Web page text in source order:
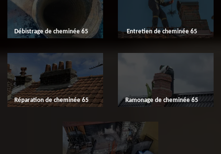
Débistrage de cheminée 65 Entretien de cheminée 65
Réparation de cheminée 65 Ramonage de cheminée 65